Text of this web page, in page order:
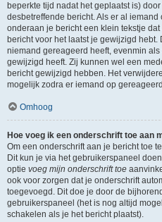
beperkte tijd nadat het geplaatst is)
desbetreffende bericht. Als er al
onderaan je bericht een klein tekstje
bericht voor het laatst je gewijzigd
niemand gereageerd heeft, evenmin
gewijzigd heeft. Zij kunnen wel een
bericht gewijzigd hebben. Het
mogelijk zodra er iemand op
Omhoog
Hoe voeg ik een onderschrift toe aan
Om een onderschrift aan je bericht toe
Dit kun je via het gebruikerspaneel
optie voeg mijn onderschrift toe
ook voor zorgen dat je onderschrift
toegevoegd. Dit doe je door de
gebruikerspaneel (het is nog altijd
schakelen als je het bericht plaatst).